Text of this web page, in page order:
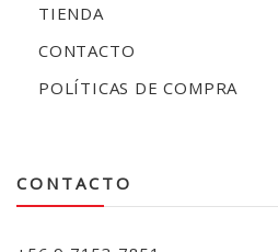
TIENDA
CONTACTO
POLÍTICAS DE COMPRA
CONTACTO